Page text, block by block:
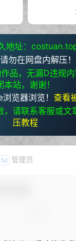
地址：
勿在网盘内解压！
品，无漏D违规
本站，谢谢！
览器浏览！ 查看
请联系客服或文
压教程
M 管理员